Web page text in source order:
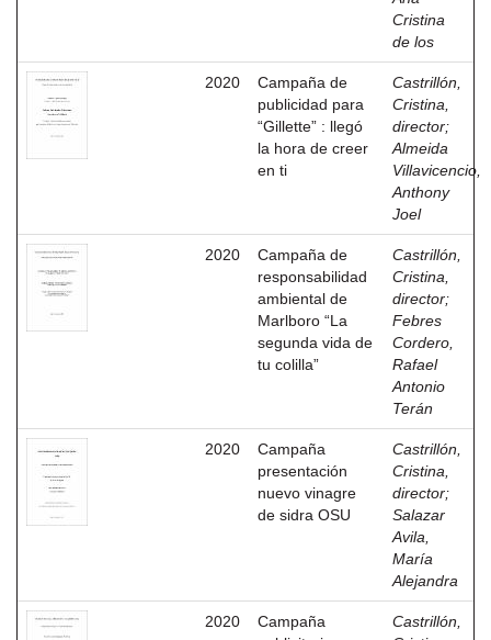
Cristina
de los
2020
Campaña de
publicidad para
“Gillette” : llegó
la hora de creer
en ti
Castrillón,
Cristina,
director;
Almeida
Villavicencio,
Anthony
Joel
2020
Campaña de
responsabilidad
ambiental de
Marlboro “La
segunda vida de
tu colilla”
Castrillón,
Cristina,
director;
Febres
Cordero,
Rafael
Antonio
Terán
2020
Campaña
presentación
nuevo vinagre
de sidra OSU
Castrillón,
Cristina,
director;
Salazar
Avila,
María
Alejandra
2020
Campaña
Castrillón,